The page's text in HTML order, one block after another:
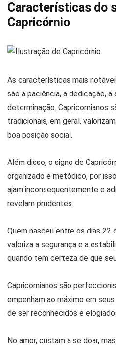
Características do
Capricórnio
As características mais
são a paciência, a dedicação,
determinação. Capricornianos
tradicionais, em geral,
boa posição social.
Além disso, o signo de
organizado e metódico, por
ajam inconsequentemente e
revelam prudentes.
Quem nasceu entre os dias 22
valoriza a segurança e a
quando tem certeza de que
Capricornianos são
empenham ao máximo em
de ser reconhecidos e
No amor, custam a se doar,